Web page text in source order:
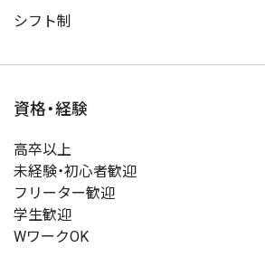
シフト制
資格・経験
高卒以上
未経験・初心者歓迎
フリーター歓迎
学生歓迎
WワークOK